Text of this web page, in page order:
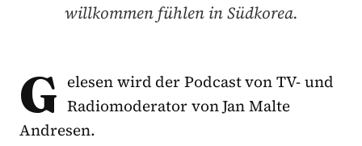
willkommen fühlen in Südkorea.
G elesen wird der Podcast von TV- und
Radiomoderator von Jan Malte
Andresen.